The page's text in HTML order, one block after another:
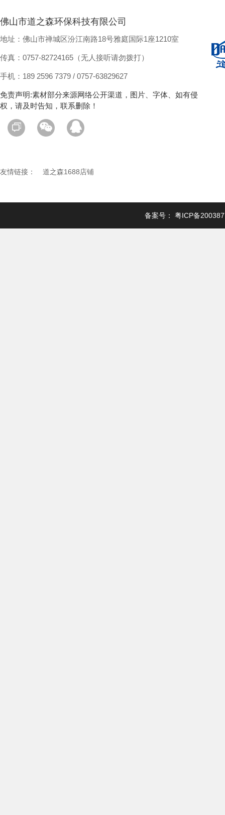
佛山市道之森环保科技有限公司
地址：佛山市禅城区汾江南路18号雅庭国际1座1210室
传真：0757-82724165（无人接听请勿拨打）
手机：189 2596 7379 / 0757-63829627
免责声明:素材部分来源网络公开渠道，图片、字体、如有侵
权，请及时告知，联系删除！
友情链接： 道之森1688店铺
备案号： 粤ICP备